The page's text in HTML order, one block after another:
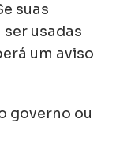
suas
usadas
um aviso
governo ou